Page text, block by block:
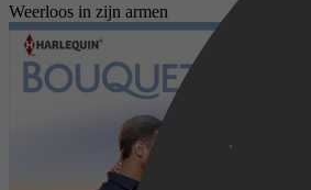
Weerloos in zijn armen